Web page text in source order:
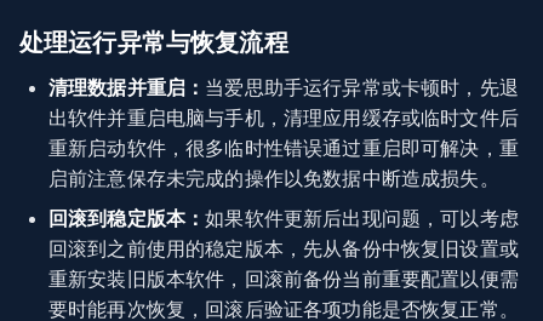
处理运行异常与恢复流程
清理数据并重启： 当爱思助手运行异常或卡顿时，先退
出软件并重启电脑与手机，清理应用缓存或临时文件后
重新启动软件，很多临时性错误通过重启即可解决，重
启前注意保存未完成的操作以免数据中断造成损失。
回滚到稳定版本：如果软件更新后出现问题，可以考虑
回滚到之前使用的稳定版本，先从备份中恢复旧设置或
重新安装旧版本软件，回滚前备份当前重要配置以便需
要时能再次恢复，回滚后验证各项功能是否恢复正常。